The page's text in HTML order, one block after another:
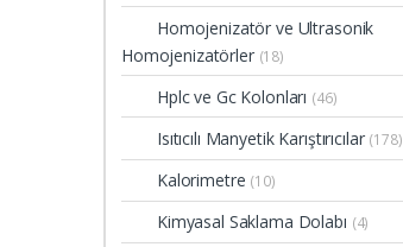
Homojenizatör ve Ultrasonik
Homojenizatörler (18)
Hplc ve Gc Kolonları (46)
Isıtıcılı Manyetik Karıştırıcılar (178)
Kalorimetre (10)
Kimyasal Saklama Dolabı (4)